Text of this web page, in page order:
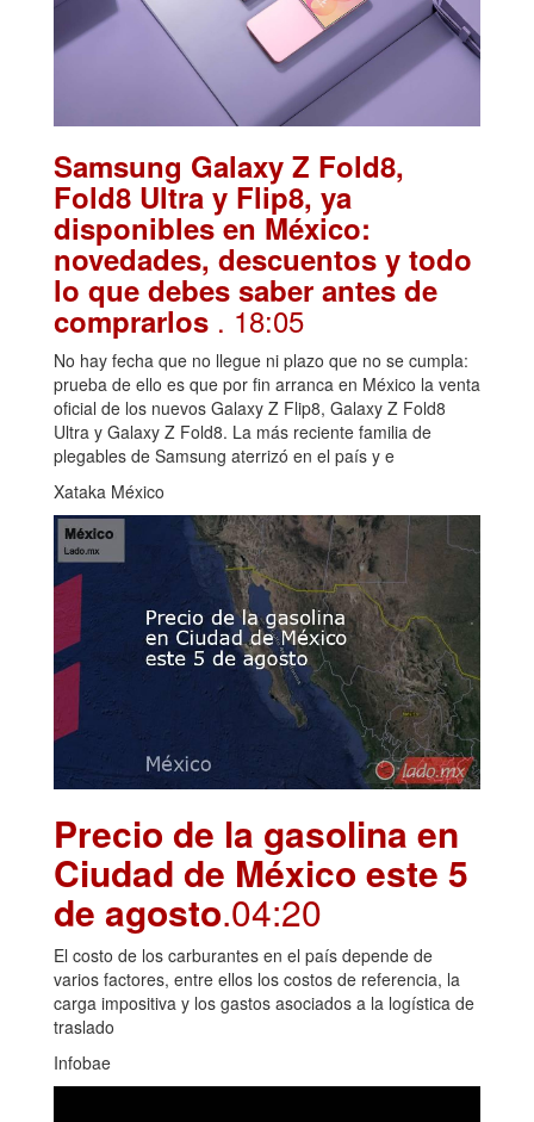
Samsung Galaxy Z Fold8,
Fold8 Ultra y Flip8, ya
disponibles en México:
novedades, descuentos y todo
lo que debes saber antes de
comprarlos . 18:05
No hay fecha que no llegue ni plazo que no se cumpla:
prueba de ello es que por fin arranca en México la venta
oficial de los nuevos Galaxy Z Flip8, Galaxy Z Fold8
Ultra y Galaxy Z Fold8. La más reciente familia de
plegables de Samsung aterrizó en el país y e
Xataka México
Precio de la gasolina en
Ciudad de México este 5
de agosto.04:20
El costo de los carburantes en el país depende de
varios factores, entre ellos los costos de referencia, la
carga impositiva y los gastos asociados a la logística de
traslado
Infobae